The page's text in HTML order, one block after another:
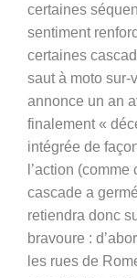
certaines
sentiment
certaines
saut à moto sur-
annonce un an
finalement «
intégrée de
l’action
cascade a
retiendra donc
bravoure :
les rues de